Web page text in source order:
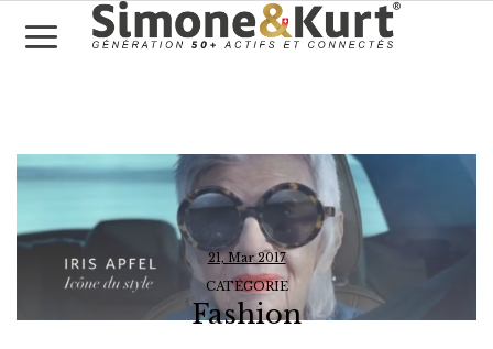
21, Mar 2017
CATÉGORIE
Fashion